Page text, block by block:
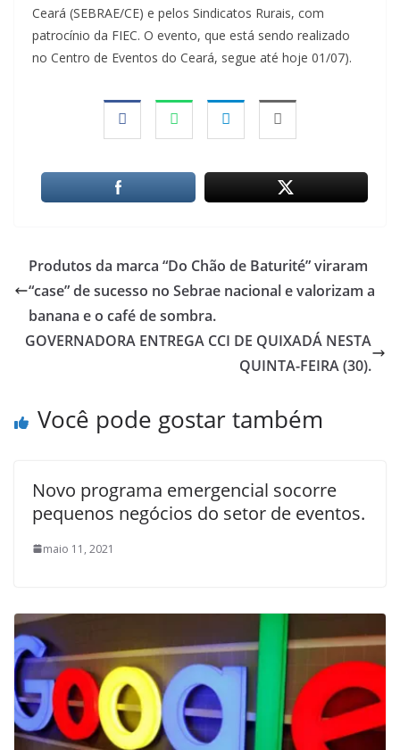
Ceará (SEBRAE/CE) e pelos Sindicatos Rurais, com
patrocínio da FIEC. O evento, que está sendo realizado
no Centro de Eventos do Ceará, segue até hoje 01/07).
Produtos da marca “Do Chão de Baturité” viraram
“case” de sucesso no Sebrae nacional e valorizam a
banana e o café de sombra.
GOVERNADORA ENTREGA CCI DE QUIXADÁ NESTA
QUINTA-FEIRA (30).
Você pode gostar também
Novo programa emergencial socorre
pequenos negócios do setor de eventos.
maio 11, 2021